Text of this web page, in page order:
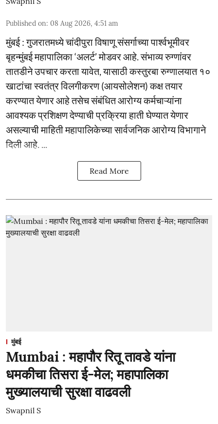
Published on: 08 Aug 2026, 4:51 am
मुंबई : गुजरातमध्ये चांदीपुरा विषाणू संसर्गाच्या पार्श्वभूमीवर
बृहन्मुंबई महापालिका ‘अलर्ट’ मोडवर आहे. संभाव्य रुग्णांवर
तातडीने उपचार करता यावेत, यासाठी कस्तुरबा रुग्णालयात १०
खाटांचा स्वतंत्र विलगीकरण (आयसोलेशन) कक्ष तयार
करण्यात येणार आहे तसेच संबंधित आरोग्य कर्मचाऱ्यांना
आवश्यक प्रशिक्षण देण्याची प्रक्रिया हाती घेण्यात येणार
असल्याची माहिती महापालिकेच्या सार्वजनिक आरोग्य विभागाने
दिली आहे. ...
Read More
मुंबई
Mumbai : महापौर रितू तावडे यांना
धमकीचा तिसरा ई-मेल; महापालिका
मुख्यालयाची सुरक्षा वाढवली
Swapnil S